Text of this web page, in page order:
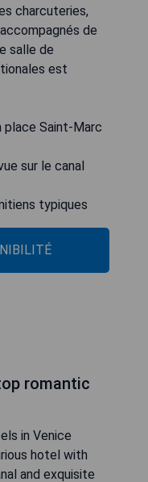
charcuteries,
de
salle de
est
place Saint-Marc
sur le canal
typiques
romantic
in Venice
hotel with
and exquisite